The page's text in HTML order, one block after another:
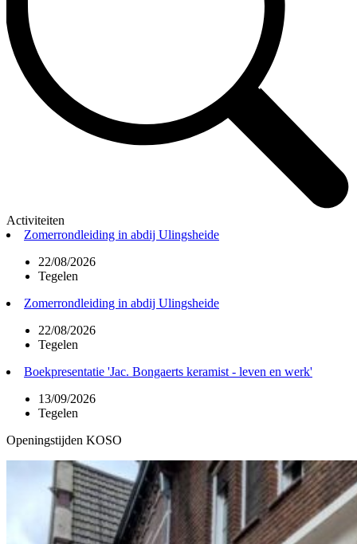
Activiteiten
Zomerrondleiding in abdij Ulingsheide
22/08/2026
Tegelen
Zomerrondleiding in abdij Ulingsheide
22/08/2026
Tegelen
Boekpresentatie 'Jac. Bongaerts keramist - leven en werk'
13/09/2026
Tegelen
Openingstijden KOSO